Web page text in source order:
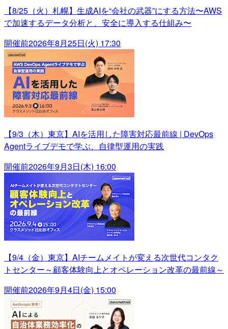
【8/25（火）札幌】生成AIを“会社の武器”にする方法〜AWS
で加速するデータ分析と、安全に導入する仕組み〜
開催前2026年8月25日(火) 17:30
【9/3（木）東京】AIを活用した障害対応最前線 | DevOps
Agentライブデモで学ぶ、自律型運用の実践
開催前2026年9月3日(木) 16:00
【9/4（金）東京】AIチームメイトが変える次世代コンタク
トセンター～顧客体験向上とオペレーション改革の最前線～
開催前2026年9月4日(金) 15:00